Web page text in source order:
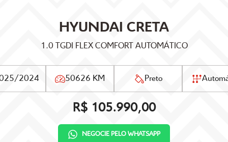
HYUNDAI CRETA
1.0 TGDI FLEX COMFORT AUTOMÁTICO
2024 50626 KM Preto
R$ 105.990,00
NEGOCIE PELO WHATSAPP